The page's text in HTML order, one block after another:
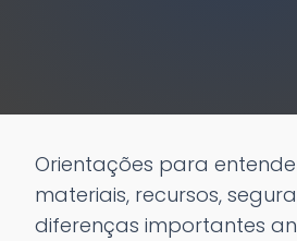
Orientações para
materiais, recursos,
diferenças importantes